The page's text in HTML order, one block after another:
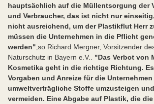
hauptsächlich auf die Müllentsorgung der
und Verbraucher, das ist nicht nur
nicht ausreichend, um der Plastikflut Herr
müssen die Unternehmen in die Pflicht
werden" ,so Richard Mergner, Vorsitzender
Naturschutz in Bayern e.V.. "Das Verbot von
Kosmetika geht in die richtige Richtung.
Vorgaben und Anreize für die
umweltverträgliche Stoffe umzusteigen
vermeiden. Eine Abgabe auf Plastik, die